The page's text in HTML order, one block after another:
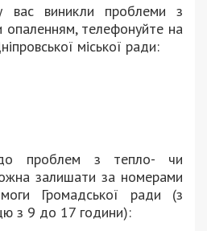
вас виникли проблеми з
опаленням, телефонуйте на
міської ради:
проблем з тепло- чи
залишати за номерами
Громадської ради (з
з 9 до 17 години):